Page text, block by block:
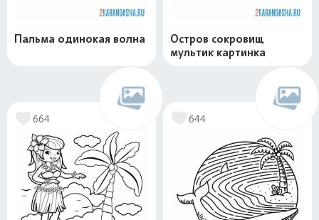
Пальма одинокая волна
Остров сокровищ
мультик картинка
664 644